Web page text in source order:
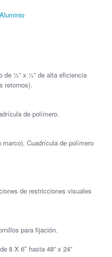
de ½” x ½” de alta eficiencia
retornos).
de polímero.
Cuadrícula de polímero
de restricciones visuales
para fijación.
8 X 6″ hasta 48” x 24”